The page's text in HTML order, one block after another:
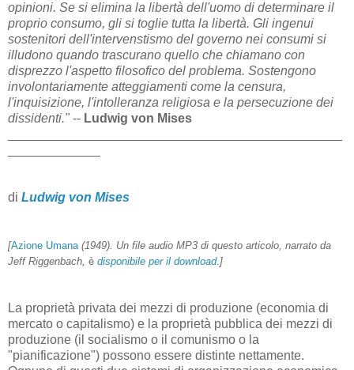
opinioni. Se si elimina la libertà dell'uomo di determinare il
proprio consumo, gli si toglie tutta la libertà. Gli ingenui
sostenitori dell'intervenstismo del governo nei consumi si
illudono quando trascurano quello che chiamano con
disprezzo l'aspetto filosofico del problema. Sostengono
involontariamente atteggiamenti come la censura,
l'inquisizione, l'intolleranza religiosa e la persecuzione dei
dissidenti." -- Ludwig von Mises
di Ludwig von Mises
[Azione Umana (1949). Un file audio MP3 di questo articolo, narrato da
Jeff Riggenbach, è disponibile per il download.]
La proprietà privata dei mezzi di produzione (economia di
mercato o capitalismo) e la proprietà pubblica dei mezzi di
produzione (il socialismo o il comunismo o la
"pianificazione") possono essere distinte nettamente.